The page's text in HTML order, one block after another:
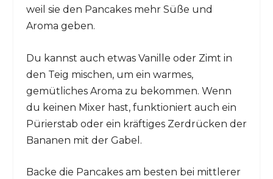
weil sie den Pancakes mehr Süße und
Aroma geben.
Du kannst auch etwas Vanille oder Zimt in
den Teig mischen, um ein warmes,
gemütliches Aroma zu bekommen. Wenn
du keinen Mixer hast, funktioniert auch ein
Pürierstab oder ein kräftiges Zerdrücken der
Bananen mit der Gabel.
Backe die Pancakes am besten bei mittlerer